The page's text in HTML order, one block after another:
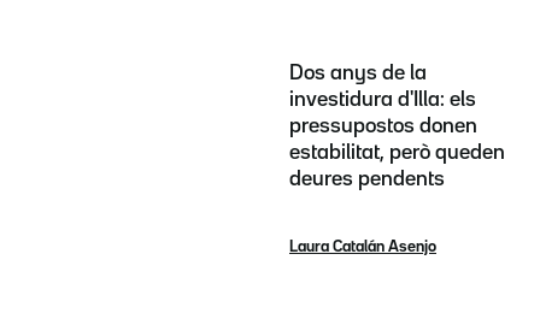
Dos anys de la
investidura d'Illa: els
pressupostos donen
estabilitat, però queden
deures pendents
Laura Catalán Asenjo